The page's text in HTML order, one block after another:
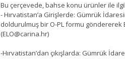
Bu çerçevede, bahse konu ürünler ile
- Hırvatistan’a Girişlerde: Gümrük
doldurulmuş bir O-PL formu
(ELO@carina.hr)
-Hırvatistan’dan çıkışlarda: Gümrük